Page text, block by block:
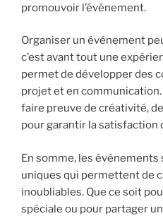
promouvoir l’événement.
Organiser un événement
c’est avant tout une
permet de développer des
projet et en
faire preuve de créativité,
pour garantir la satisfaction
En somme, les
uniques qui permettent de
inoubliables. Que ce soit
spéciale ou pour partager